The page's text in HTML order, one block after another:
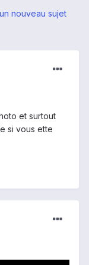
nouveau sujet
et surtout
si vous ette